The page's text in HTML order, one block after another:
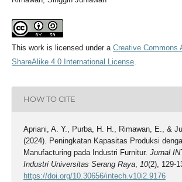
This work is licensed under a Creative Commons
ShareAlike 4.0 International License.
HOW TO CITE
Apriani, A. Y., Purba, H. H., Rimawan, E., &
(2024). Peningkatan Kapasitas Produksi
Manufacturing pada Industri Furnitur. Jurnal
Industri Universitas Serang Raya, 10(2), 129-
https://doi.org/10.30656/intech.v10i2.9176